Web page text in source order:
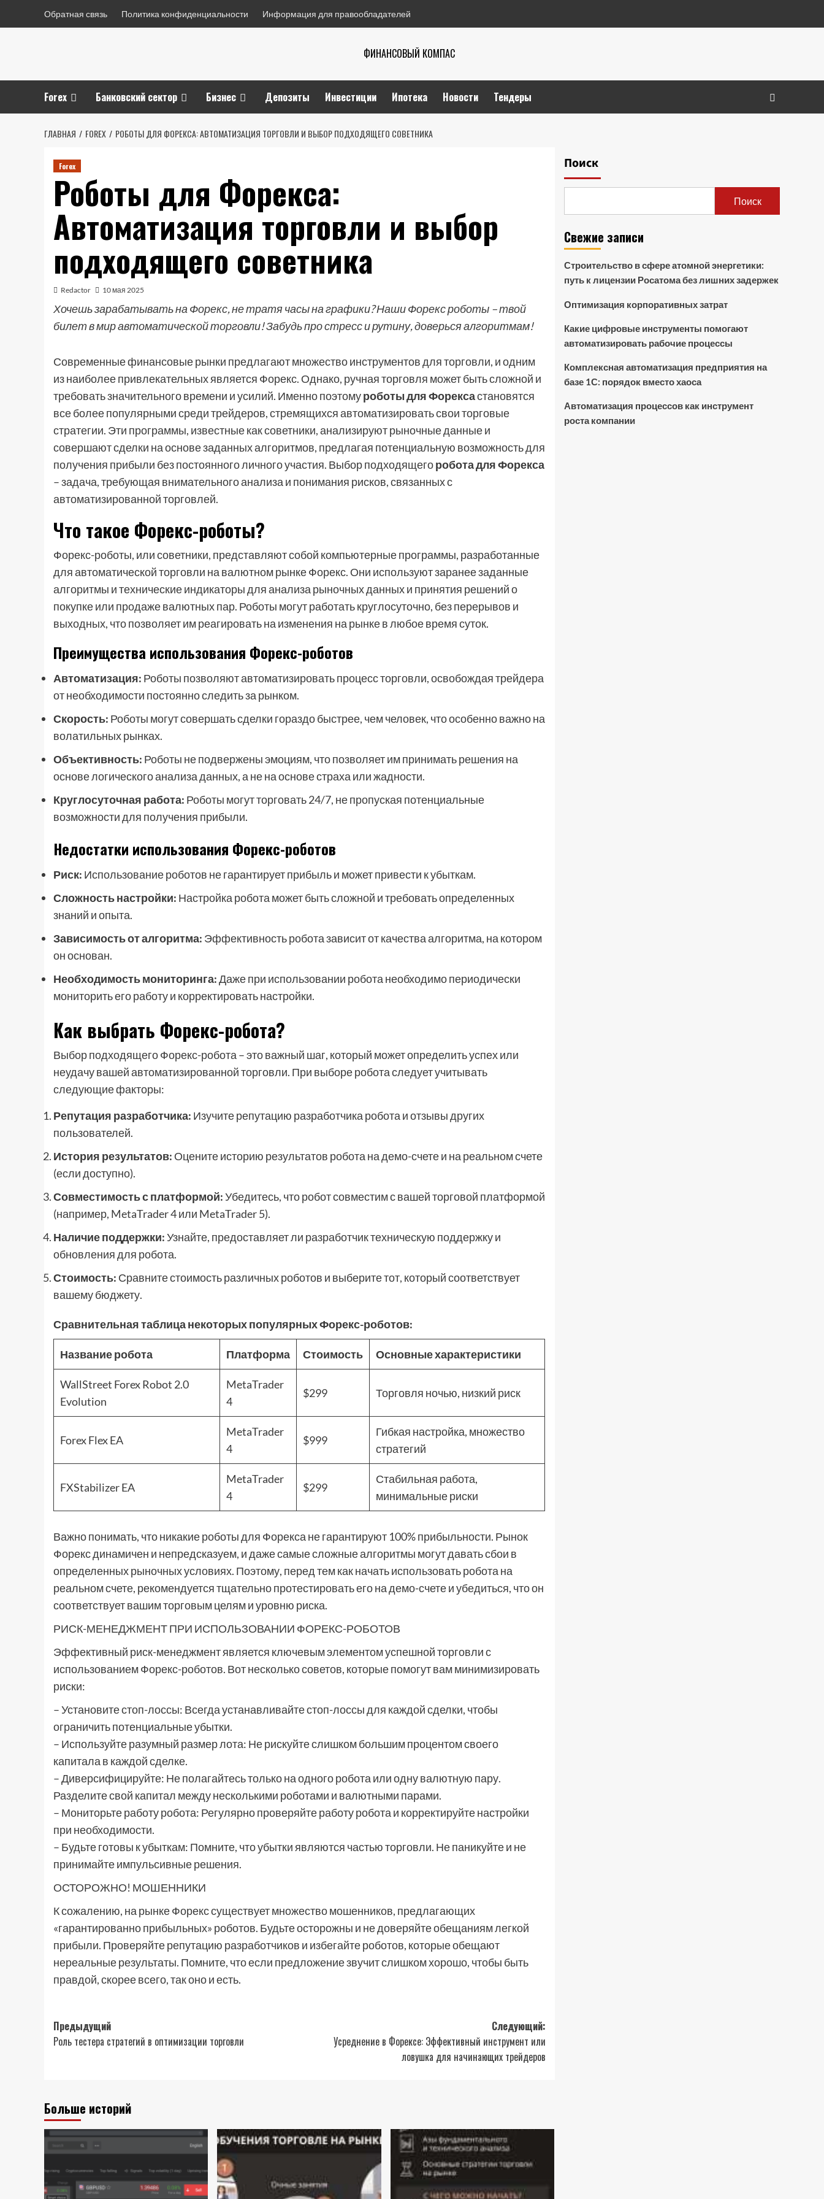
Обратная связь Политика конфиденциальности Информация для правообладателей
ФИНАНСОВЫЙ КОМПАС
Forex Банковский сектор Бизнес Депозиты Инвестиции Ипотека Новости Тендеры
ГЛАВНАЯ FOREX РОБОТЫ ДЛЯ ФОРЕКСА: АВТОМАТИЗАЦИЯ ТОРГОВЛИ И ВЫБОР ПОДХОДЯЩЕГО СОВЕТНИКА
Forex
Роботы для Форекса:
Автоматизация торговли и выбор
подходящего советника
Redactor 10 мая 2025
Хочешь зарабатывать на Форекс, не тратя часы на графики? Наши Форекс роботы – твой
билет в мир автоматической торговли! Забудь про стресс и рутину, доверься алгоритмам!
Современные финансовые рынки предлагают множество инструментов для торговли, и одним
из наиболее привлекательных является Форекс. Однако, ручная торговля может быть сложной и
требовать значительного времени и усилий. Именно поэтомуроботы для Форексастановятся
все более популярными среди трейдеров, стремящихся автоматизировать свои торговые
стратегии. Эти программы, известные как советники, анализируют рыночные данные и
совершают сделки на основе заданных алгоритмов, предлагая потенциальную возможность для
получения прибыли без постоянного личного участия. Выбор подходящегоробота для Форекса
– задача, требующая внимательного анализа и понимания рисков, связанных с
автоматизированной торговлей.
Что такое Форекс-роботы?
Форекс-роботы, или советники, представляют собой компьютерные программы, разработанные
для автоматической торговли на валютном рынке Форекс. Они используют заранее заданные
алгоритмы и технические индикаторы для анализа рыночных данных и принятия решений о
покупке или продаже валютных пар. Роботы могут работать круглосуточно, без перерывов и
выходных, что позволяет им реагировать на изменения на рынке в любое время суток.
Преимущества использования Форекс-роботов
Автоматизация: Роботы позволяют автоматизировать процесс торговли, освобождая трейдера
от необходимости постоянно следить за рынком.
Скорость: Роботы могут совершать сделки гораздо быстрее, чем человек, что особенно важно на
волатильных рынках.
Объективность: Роботы не подвержены эмоциям, что позволяет им принимать решения на
основе логического анализа данных, а не на основе страха или жадности.
Круглосуточная работа: Роботы могут торговать 24/7, не пропуская потенциальные
возможности для получения прибыли.
Недостатки использования Форекс-роботов
Риск: Использование роботов не гарантирует прибыль и может привести к убыткам.
Сложность настройки: Настройка робота может быть сложной и требовать определенных
знаний и опыта.
Зависимость от алгоритма: Эффективность робота зависит от качества алгоритма, на котором
он основан.
Необходимость мониторинга:Даже при использовании робота необходимо периодически
мониторить его работу и корректировать настройки.
Как выбрать Форекс-робота?
Выбор подходящего Форекс-робота – это важный шаг, который может определить успех или
неудачу вашей автоматизированной торговли. При выборе робота следует учитывать
следующие факторы:
Репутация разработчика: Изучите репутацию разработчика робота и отзывы других
пользователей.
История результатов: Оцените историю результатов робота на демо-счете и на реальном счете
(если доступно).
Совместимость с платформой:Убедитесь, что робот совместим с вашей торговой платформой
(например, MetaTrader 4 или MetaTrader 5).
Наличие поддержки:Узнайте, предоставляет ли разработчик техническую поддержку и
обновления для робота.
Стоимость: Сравните стоимость различных роботов и выберите тот, который соответствует
вашему бюджету.
Сравнительная таблица некоторых популярных Форекс-роботов:
Название робота Платформа Стоимость Основные характеристики
WallStreet Forex Robot 2.0
Evolution
MetaTrader
4
$299 Торговля ночью, низкий риск
Forex Flex EA
MetaTrader
4
$999
Гибкая настройка, множество
стратегий
FXStabilizer EA
MetaTrader
4
$299
Стабильная работа,
минимальные риски
Важно понимать, что никакие роботы для Форекса не гарантируют 100% прибыльности. Рынок
Форекс динамичен и непредсказуем, и даже самые сложные алгоритмы могут давать сбои в
определенных рыночных условиях. Поэтому, перед тем как начать использовать робота на
реальном счете, рекомендуется тщательно протестировать его на демо-счете и убедиться, что он
соответствует вашим торговым целям и уровню риска.
РИСК-МЕНЕДЖМЕНТ ПРИ ИСПОЛЬЗОВАНИИ ФОРЕКС-РОБОТОВ
Эффективный риск-менеджмент является ключевым элементом успешной торговли с
использованием Форекс-роботов. Вот несколько советов, которые помогут вам минимизировать
риски:
– Установите стоп-лоссы: Всегда устанавливайте стоп-лоссы для каждой сделки, чтобы
ограничить потенциальные убытки.
– Используйте разумный размер лота: Не рискуйте слишком большим процентом своего
капитала в каждой сделке.
– Диверсифицируйте: Не полагайтесь только на одного робота или одну валютную пару.
Разделите свой капитал между несколькими роботами и валютными парами.
– Мониторьте работу робота: Регулярно проверяйте работу робота и корректируйте настройки
при необходимости.
– Будьте готовы к убыткам: Помните, что убытки являются частью торговли. Не паникуйте и не
принимайте импульсивные решения.
ОСТОРОЖНО! МОШЕННИКИ
К сожалению, на рынке Форекс существует множество мошенников, предлагающих
«гарантированно прибыльных» роботов. Будьте осторожны и не доверяйте обещаниям легкой
прибыли. Проверяйте репутацию разработчиков и избегайте роботов, которые обещают
нереальные результаты. Помните, что если предложение звучит слишком хорошо, чтобы быть
правдой, скорее всего, так оно и есть.
Навигация
записи
Предыдущий
Роль тестера стратегий в оптимизации торговли
Следующий:
Усреднение в Форексе: Эффективный инструмент или
ловушка для начинающих трейдеров
Больше историй
Поиск
Поиск
Свежие записи
Строительство в сфере атомной энергетики:
путь к лицензии Росатома без лишних задержек
Оптимизация корпоративных затрат
Какие цифровые инструменты помогают
автоматизировать рабочие процессы
Комплексная автоматизация предприятия на
базе 1С: порядок вместо хаоса
Автоматизация процессов как инструмент
роста компании